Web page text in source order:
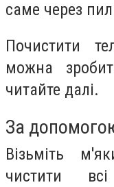
саме через
Почистити
можна
читайте далі.
За
Візьміть
чистити